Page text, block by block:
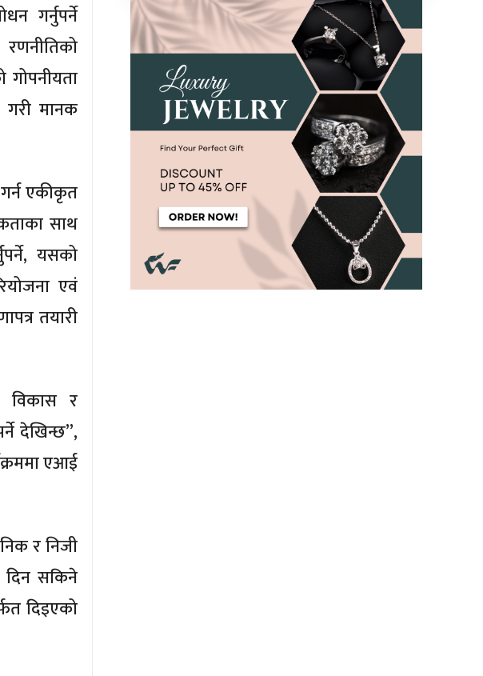
गर्नुपर्ने
रणनीतिको
गोपनीयता
गरी मानक
एकीकृत
साथ
यसको
एवं
तयारी
विकास र
देखिन्छ”,
एआई
र निजी
दिन सकिने
दिइएको